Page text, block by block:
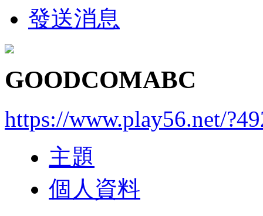
發送消息
GOODCOMABC
https://www.play56.net/
主題
個人資料